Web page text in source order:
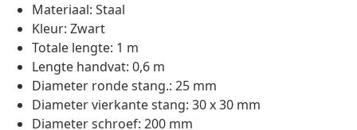
Materiaal: Staal
Kleur: Zwart
Totale lengte: 1 m
Lengte handvat: 0,6 m
Diameter ronde stang.: 25 mm
Diameter vierkante stang: 30 x 30 mm
Diameter schroef: 200 mm